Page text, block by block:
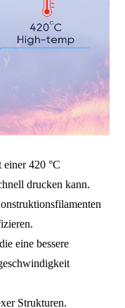
420 °C
drucken kann.
eine bessere
Strukturen.